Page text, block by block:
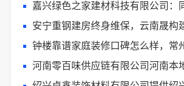
嘉兴绿色之家建材科技有限公司：同城口
安宁重钢建房终身维保，云南晟构建
钟楼靠谱家庭装修口碑怎么样，常州宜居
河南零百味供应链有限公司河南本地低成本